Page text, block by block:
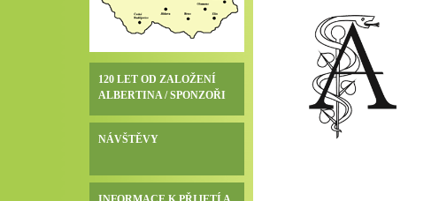
120 LET OD ZALOŽENÍ
ALBERTINA / SPONZOŘI
NÁVŠTĚVY